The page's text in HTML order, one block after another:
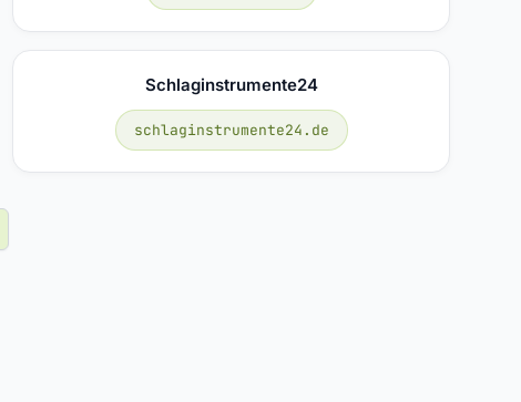
Schlaginstrumente24
schlaginstrumente24.de